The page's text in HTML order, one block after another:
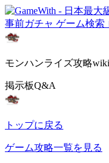
事前ガチャ ゲーム検索
モンハンライズ攻略
掲示板Q&A
トップに戻る
ゲーム攻略一覧を見る